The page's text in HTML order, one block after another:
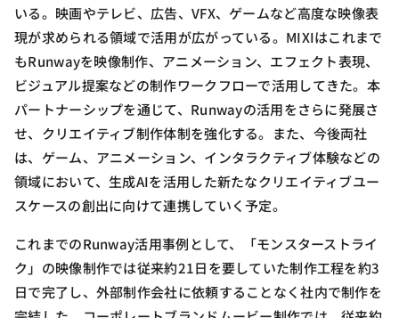
いる。映画やテレビ、広告、VFX、ゲームなど高度な映像表
現が求められる領域で活用が広がっている。MIXIはこれまで
もRunwayを映像制作、アニメーション、エフェクト表現、
ビジュアル提案などの制作ワークフローで活用してきた。本
パートナーシップを通じて、Runwayの活用をさらに発展さ
せ、クリエイティブ制作体制を強化する。また、今後両社
は、ゲーム、アニメーション、インタラクティブ体験などの
領域において、生成AIを活用した新たなクリエイティブユー
スケースの創出に向けて連携していく予定。
これまでのRunway活用事例として、「モンスターストライ
ク」の映像制作では従来約21日を要していた制作工程を約3
日で完了し、外部制作会社に依頼することなく社内で制作を